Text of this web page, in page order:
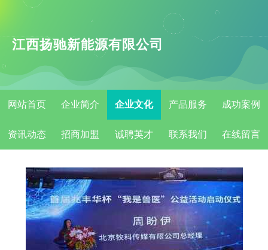
江西扬驰新能源有限公司
网站首页 企业简介 企业文化 产品服务 成功案例
资讯动态 招商加盟 诚聘英才 联系我们 在线留言